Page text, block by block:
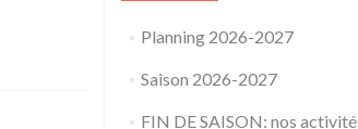
Planning 2026-2027
Saison 2026-2027
FIN DE SAISON: nos